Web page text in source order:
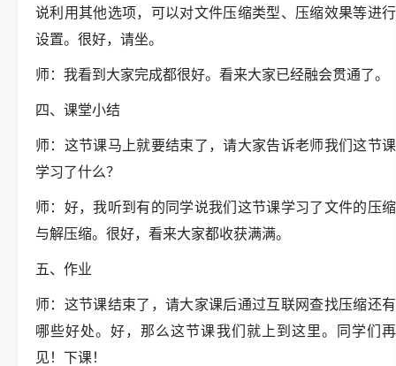
说利用其他选项，可以对文件压缩类型、压缩效果等进行
设置。很好，请坐。
师：我看到大家完成都很好。看来大家已经融会贯通了。
四、课堂小结
师：这节课马上就要结束了，请大家告诉老师我们这节课
学习了什么？
师：好，我听到有的同学说我们这节课学习了文件的压缩
与解压缩。很好，看来大家都收获满满。
五、作业
师：这节课结束了，请大家课后通过互联网查找压缩还有
哪些好处。好，那么这节课我们就上到这里。同学们再
见！下课！